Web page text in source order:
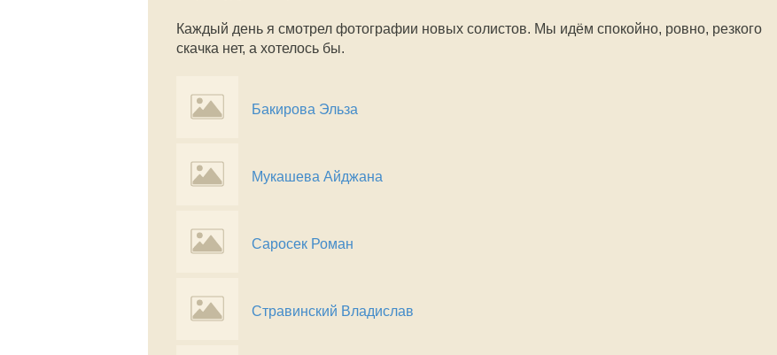
Каждый день я смотрел фотографии новых солистов. Мы идём спокойно, ровно, резкого
скачка нет, а хотелось бы.
Бакирова Эльза
Мукашева Айджана
Саросек Роман
Стравинский Владислав